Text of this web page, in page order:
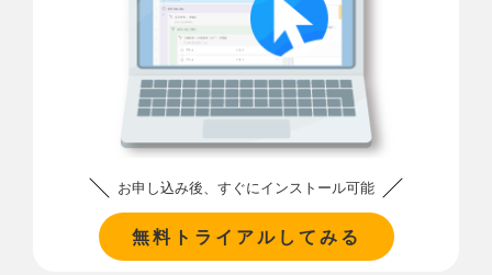
お申し込み後、すぐにインストール可能
無料トライアルしてみる